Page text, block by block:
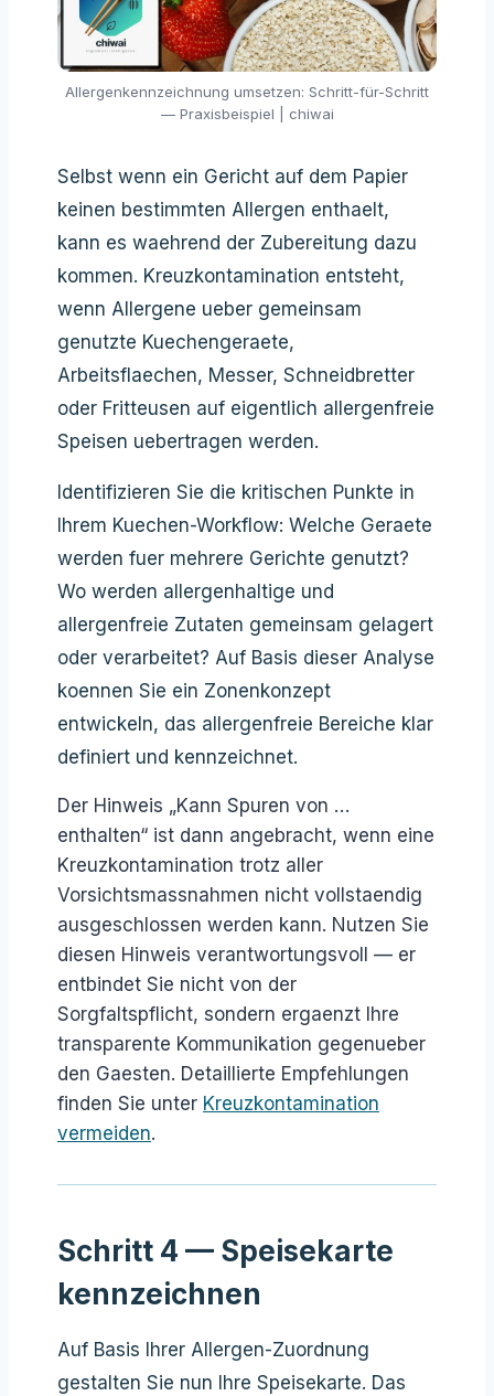
Allergenkennzeichnung umsetzen: Schritt-für-Schritt
— Praxisbeispiel | chiwai
Selbst wenn ein Gericht auf dem Papier
keinen bestimmten Allergen enthaelt,
kann es waehrend der Zubereitung dazu
kommen. Kreuzkontamination entsteht,
wenn Allergene ueber gemeinsam
genutzte Kuechengeraete,
Arbeitsflaechen, Messer, Schneidbretter
oder Fritteusen auf eigentlich allergenfreie
Speisen uebertragen werden.
Identifizieren Sie die kritischen Punkte in
Ihrem Kuechen-Workflow: Welche Geraete
werden fuer mehrere Gerichte genutzt?
Wo werden allergenhaltige und
allergenfreie Zutaten gemeinsam gelagert
oder verarbeitet? Auf Basis dieser Analyse
koennen Sie ein Zonenkonzept
entwickeln, das allergenfreie Bereiche klar
definiert und kennzeichnet.
Der Hinweis „Kann Spuren von …
enthalten“ ist dann angebracht, wenn eine
Kreuzkontamination trotz aller
Vorsichtsmassnahmen nicht vollstaendig
ausgeschlossen werden kann. Nutzen Sie
diesen Hinweis verantwortungsvoll — er
entbindet Sie nicht von der
Sorgfaltspflicht, sondern ergaenzt Ihre
transparente Kommunikation gegenueber
den Gaesten. Detaillierte Empfehlungen
finden Sie unter Kreuzkontamination
vermeiden.
Schritt 4 — Speisekarte
kennzeichnen
Auf Basis Ihrer Allergen-Zuordnung
gestalten Sie nun Ihre Speisekarte. Das